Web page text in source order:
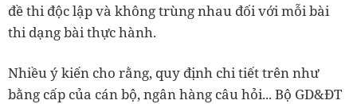
đề thi độc lập và không trùng nhau đối với mỗi bài
thi dạng bài thực hành.
Nhiều ý kiến cho rằng, quy định chi tiết trên như
bằng cấp của cán bộ, ngân hàng câu hỏi... Bộ GD&ĐT